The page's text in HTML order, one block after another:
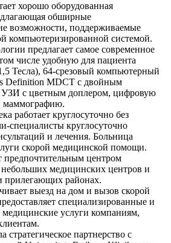
хорошо оборудованная
обширные
возможности, поддерживаемые
компьютеризированной системой.
предлагает самое современное
числе удобную для пациента
Тесла), 64-срезовый компьютерный
Definition MDCT с двойным
УЗИ с цветным доплером, цифровую
маммографию.
работает круглосуточно без
специалисты круглосуточно
и лечения. Больница
скорой медицинской помощи.
предпочтительным центром
небольших медицинских центров и
прилегающих районах.
выезд на дом и вызов скорой
специализированные и
услуги компаниям,
стратегическое партнерство с